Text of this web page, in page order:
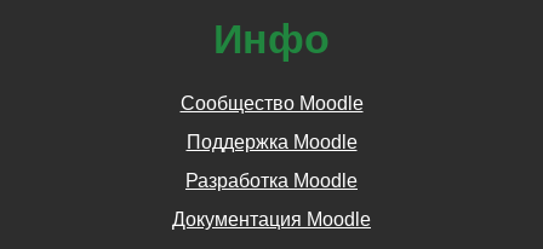
Инфо
Сообщество Moodle
Поддержка Moodle
Разработка Moodle
Документация Moodle